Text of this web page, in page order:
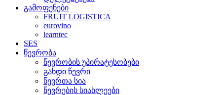
გამოფენები
FRUIT LOGISTICA
eurovino
learntec
SES
წევრობა
წევრობის უპირატესობები
გახდი წევრი
წევრთა სია
წევრების სიახლეები